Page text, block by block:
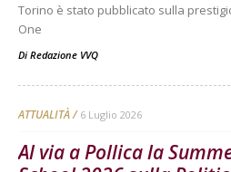
Torino è stato pubblicato sulla
One
Di Redazione VVQ
ATTUALITÀ 6 Luglio 2026
Al via a Pollica la